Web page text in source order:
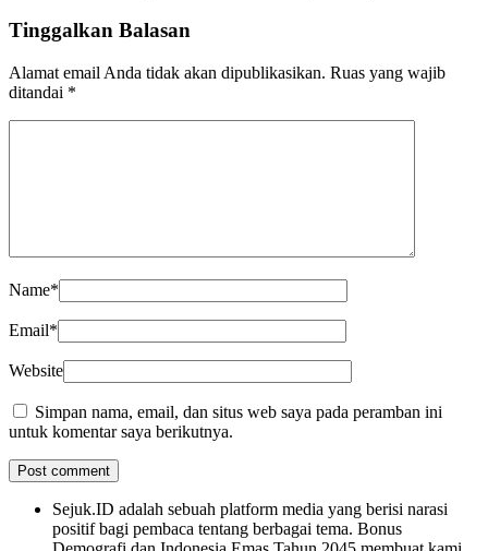
Tinggalkan Balasan
Alamat email Anda tidak akan dipublikasikan. Ruas yang wajib
ditandai *
Name*
Email*
Website
Simpan nama, email, dan situs web saya pada peramban ini
untuk komentar saya berikutnya.
Sejuk.ID adalah sebuah platform media yang berisi narasi
positif bagi pembaca tentang berbagai tema. Bonus